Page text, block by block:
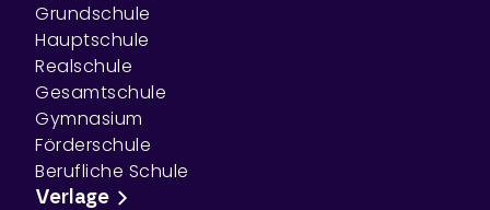
Grundschule
Hauptschule
Realschule
Gesamtschule
Gymnasium
Förderschule
Berufliche Schule
Verlage